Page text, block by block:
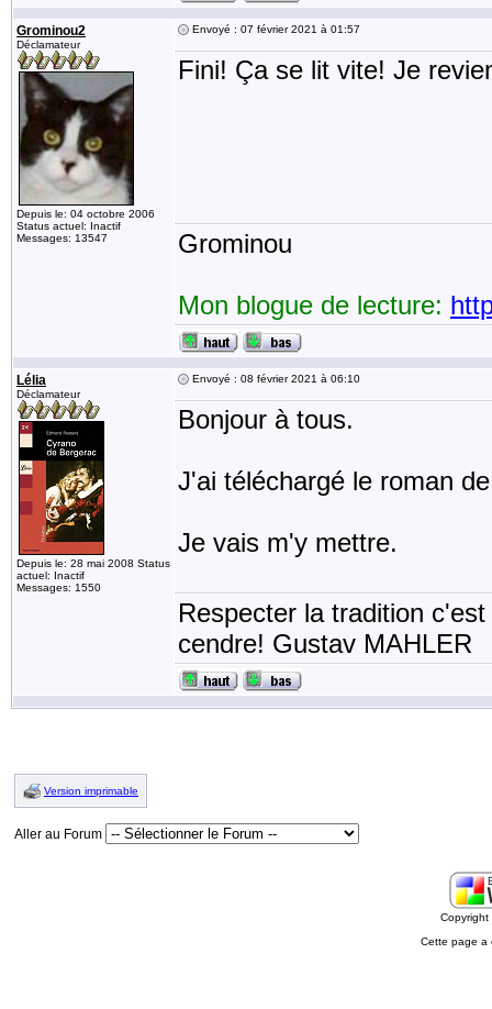
Grominou2
Déclamateur
Depuis le: 04 octobre 2006
Status actuel: Inactif
Messages: 13547
Envoyé : 07 février 2021 à 01:57
Fini! Ça se lit vite! Je
Grominou
Mon blogue de lecture:
Lélia
Déclamateur
Depuis le: 28 mai 2008 Status
actuel: Inactif
Messages: 1550
Envoyé : 08 février 2021 à 06:10
Bonjour à tous.
J'ai téléchargé le roman
Je vais m'y mettre.
Respecter la tradition
cendre! Gustav MAHLER
Version imprimable
Aller au Forum
Cette page a